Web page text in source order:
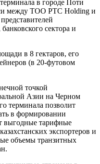
в городе Поти
между ТОО PTC Holding и
сектора и
в 8 гектаров, его
(в 20-футовом
точкой
Азии на Черном
терминала позволит
в формировании
выгодные тарифные
экспортеров и
объемы транзитных